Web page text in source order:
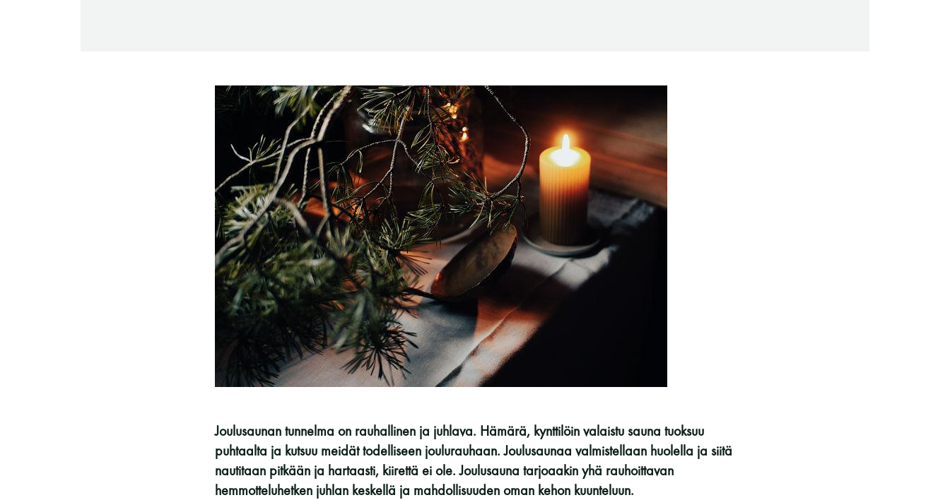
on jaettu lauantai
Hinnasto
12 €
6 €
ilmainen
275€ / 115€
695€ / 275€
Suomen Saunaseura ry
Vaskiniementie 10, 00200 Helsinki
Kahvio/kassa 050 372 4167
(saunojen aukioloaikana)
Tietosuojaseloste
YHTEYSTIEDOT
Joulusaunan tunnelma on rauhallinen ja juhlava. Hämärä, kynttilöin valaistu sauna tuoksuu
puhtaalta ja kutsuu meidät todelliseen joulurauhaan. Joulusaunaa valmistellaan huolella ja siitä
nautitaan pitkään ja hartaasti, kiirettä ei ole. Joulusauna tarjoaakin yhä rauhoittavan
hemmotteluhetken juhlan keskellä ja mahdollisuuden oman kehon kuunteluun.